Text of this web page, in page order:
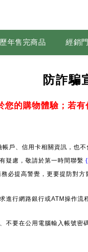
歷年售完商品 經銷
防詐騙
的購物體驗；若有
戶、信用卡相關資訊，也
疑慮，敬請於第一時間聯繫
必提高警覺，更要提防對
行網路銀行或ATM操作
要在公用電腦輸入帳號密